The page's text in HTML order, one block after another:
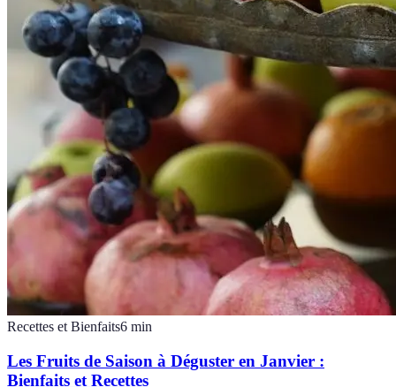
Recettes et Bienfaits6 min
Les Fruits de Saison à Déguster en Janvier :
Bienfaits et Recettes